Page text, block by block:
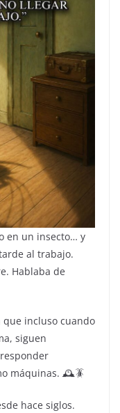
en un insecto… y
al trabajo.
Hablaba de
que incluso cuando
siguen
máquinas. 🕰️🪳
hace siglos.